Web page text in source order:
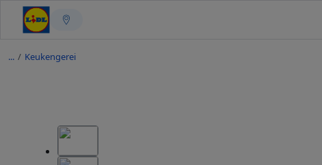
/ Keukengerei